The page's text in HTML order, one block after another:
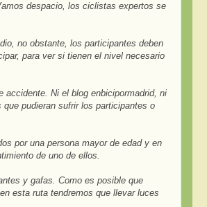
despacio, los ciclistas expertos se
no obstante, los participantes deben
para ver si tienen el nivel necesario
accidente. Ni el blog enbicipormadrid, ni
pudieran sufrir los participantes o
por una persona mayor de edad y en
de uno de ellos.
y gafas. Como es posible que
esta ruta tendremos que llevar luces